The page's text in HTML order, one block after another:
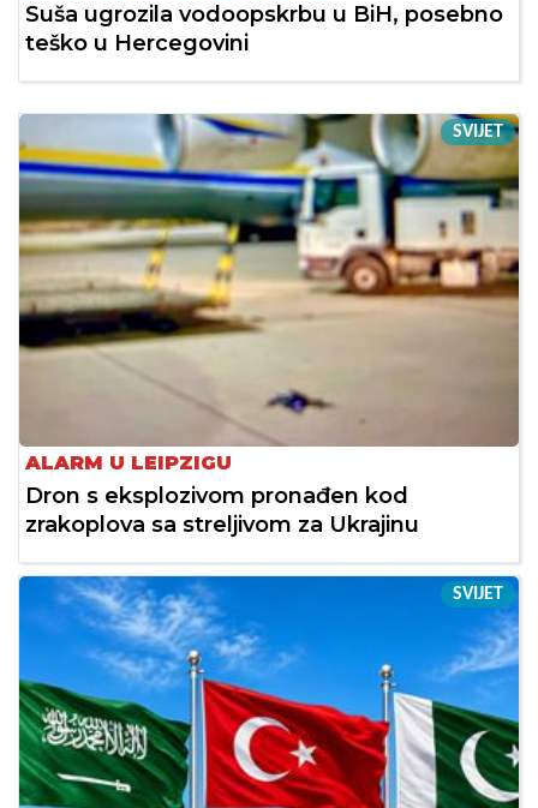
Suša ugrozila vodoopskrbu u BiH, posebno
teško u Hercegovini
SVIJET
ALARM U LEIPZIGU
Dron s eksplozivom pronađen kod
zrakoplova sa streljivom za Ukrajinu
SVIJET